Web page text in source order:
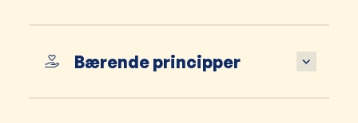
Bærende principper